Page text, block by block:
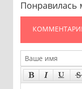
Понравилась